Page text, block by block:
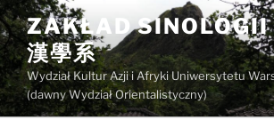
Przejdź
do
treści
ZAKŁAD SINOLOGII
漢學系
Wydział Kultur Azji i Afryki Uniwersytetu
(dawny Wydział Orientalistyczny)